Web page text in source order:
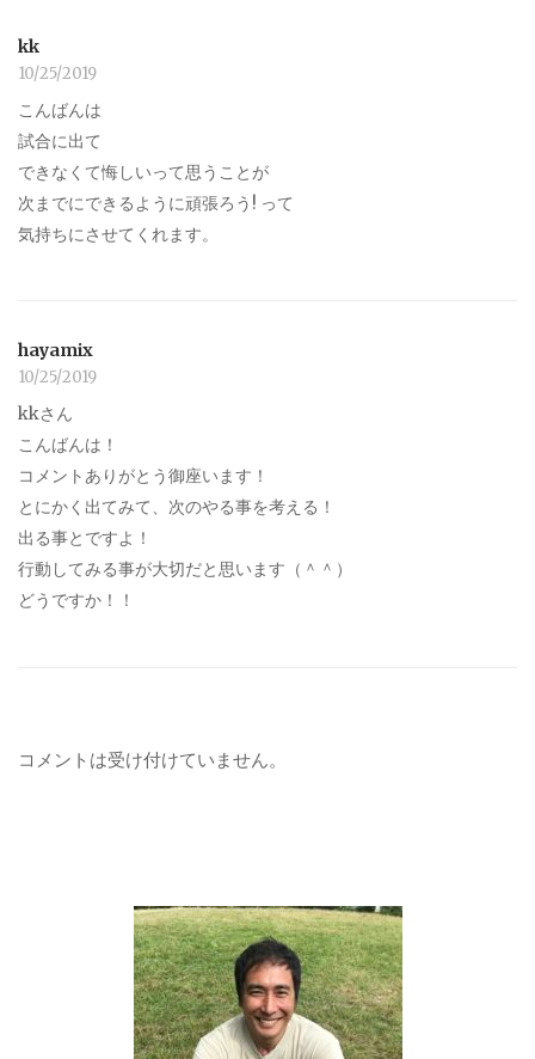
kk
10/25/2019
こんばんは
試合に出て
できなくて悔しいって思うことが
次までにできるように頑張ろう! って
気持ちにさせてくれます。
hayamix
10/25/2019
kkさん
こんばんは！
コメントありがとう御座います！
とにかく出てみて、次のやる事を考える！
出る事とですよ！
行動してみる事が大切だと思います（＾＾）
どうですか！！
コメントは受け付けていません。